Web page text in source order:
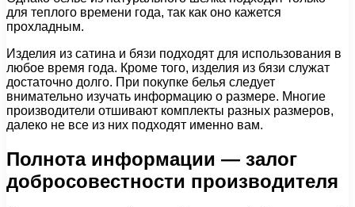
для теплого времени года, так как оно кажется
прохладным.
Изделия из сатина и бязи подходят для использования в
любое время года. Кроме того, изделия из бязи служат
достаточно долго. При покупке белья следует
внимательно изучать информацию о размере. Многие
производители отшивают комплекты разных размеров,
далеко не все из них подходят именно вам.
Полнота информации — залог
добросовестности производителя